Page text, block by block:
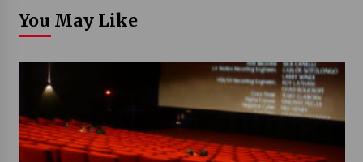
You May Like